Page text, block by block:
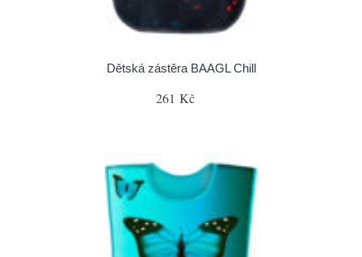
Dětská zástěra BAAGL Chill
261 Kč